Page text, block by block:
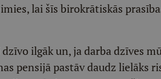
lai šīs birokrātiskās
ilgāk un, ja darba dzīves
pensijā pastāv daudz lielāks